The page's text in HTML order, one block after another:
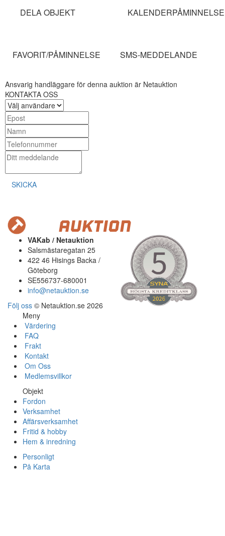
DELA OBJEKT KALENDERPÅMINNELSE
FAVORIT/PÅMINNELSE SMS-MEDDELANDE
Ansvarig handläggare för denna auktion är Netauktion
KONTAKTA OSS
SKICKA
VAKab / Netauktion
Salsmästaregatan 25
422 46 Hisings Backa /
Göteborg
SE556737-680001
info@netauktion.se
Följ oss © Netauktion.se 2026
Meny
Värdering
FAQ
Frakt
Kontakt
Om Oss
Medlemsvillkor
Objekt
Fordon
Verksamhet
Affärsverksamhet
Fritid & hobby
Hem & inredning
Personligt
På Karta